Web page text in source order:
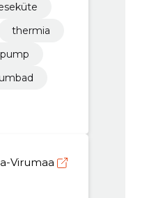
thermia
Virumaa